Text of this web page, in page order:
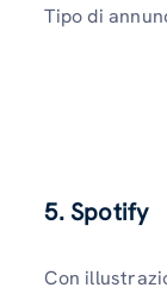
Tipo di
5.Spotify
Con